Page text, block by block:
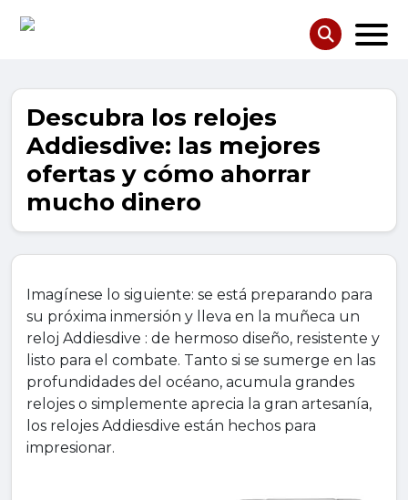
Descubra los relojes
Addiesdive: las mejores
ofertas y cómo ahorrar
mucho dinero
Imagínese lo siguiente: se está preparando para
su próxima inmersión y lleva en la muñeca un
reloj Addiesdive : de hermoso diseño, resistente y
listo para el combate. Tanto si se sumerge en las
profundidades del océano, acumula grandes
relojes o simplemente aprecia la gran artesanía,
los relojes Addiesdive están hechos para
impresionar.